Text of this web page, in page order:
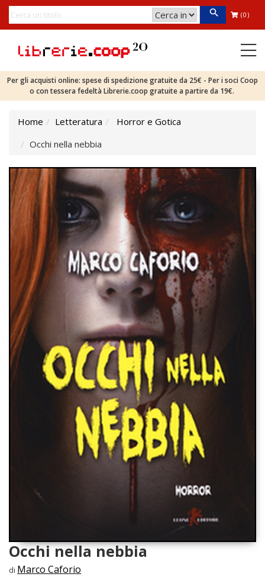
(0)
Per gli acquisti online: spese di spedizione gratuite da 25€ - Per i soci Coop
o con tessera fedeltà Librerie.coop gratuite a partire da 19€.
Home Letteratura
Horror e Gotica
Occhi nella nebbia
Occhi nella nebbia
di Marco Caforio